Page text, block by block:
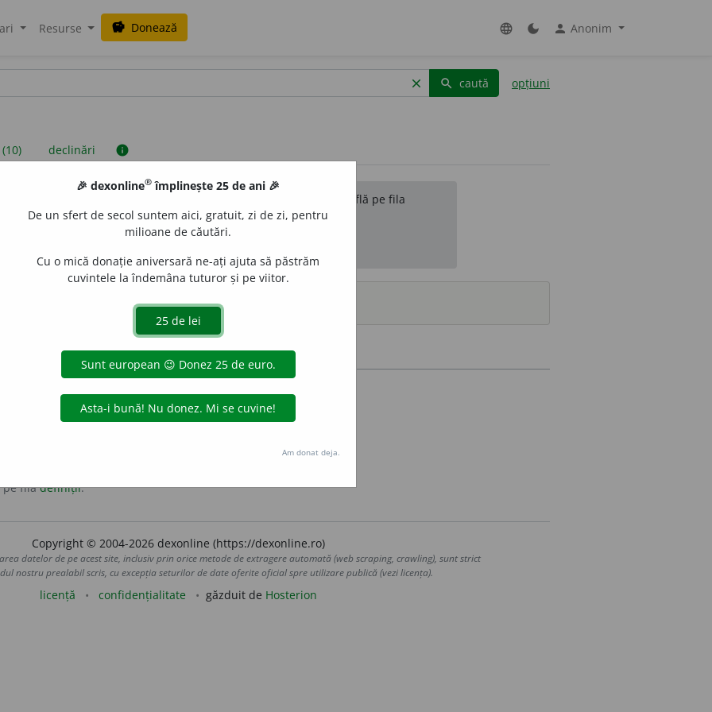
Resurse savings Donează language dark_mode person Anonim
clear search caută opțiuni
declinări info
sunt compilate de echipa dexonline. Definițiile originale se află pe fila
reordona filele pe pagina depreferințe.
surse
pe filadefiniții.
Copyright © 2004-2026 dexonline (https://dexonline.ro)
datelor de pe acest site, inclusiv prin orice metode de extragere automată (web scraping, crawling), sunt strict
nostru prealabil scris, cu excepția seturilor de date oferite oficial spre utilizare publică (vezi licența).
licență confidențialitate găzduit de Hosterion
🎉 dexonline® împlinește 25 de ani 🎉
De un sfert de secol suntem aici, gratuit, zi de zi, pentru
milioane de căutări.
Cu o mică donație aniversară ne-ați ajuta să păstrăm
cuvintele la îndemâna tuturor și pe viitor.
Am donat deja.